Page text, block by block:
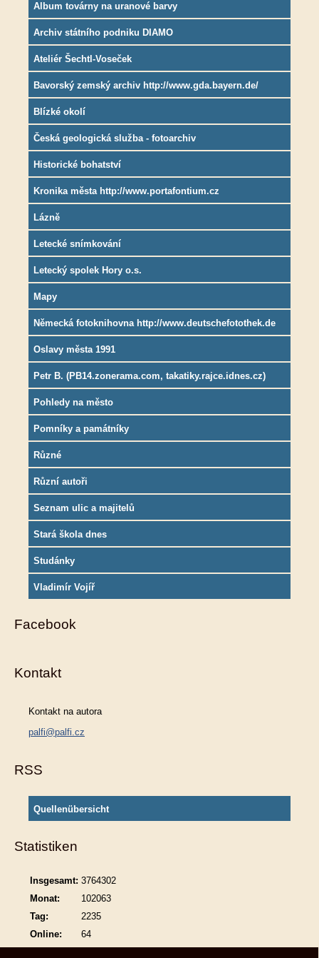
Album továrny na uranové barvy
Archiv státního podniku DIAMO
Ateliér Šechtl-Voseček
Bavorský zemský archiv http://www.gda.bayern.de/
Blízké okolí
Česká geologická služba - fotoarchiv
Historické bohatství
Kronika města http://www.portafontium.cz
Lázně
Letecké snímkování
Letecký spolek Hory o.s.
Mapy
Německá fotoknihovna http://www.deutschefotothek.de
Oslavy města 1991
Petr B. (PB14.zonerama.com, takatiky.rajce.idnes.cz)
Pohledy na město
Pomníky a památníky
Různé
Různí autoři
Seznam ulic a majitelů
Stará škola dnes
Studánky
Vladimír Vojíř
Facebook
Kontakt
Kontakt na autora
palfi@palfi.cz
RSS
Quellenübersicht
Statistiken
Online: 64
Insgesamt: 3764302
Monat:
102063
Tag:
2235